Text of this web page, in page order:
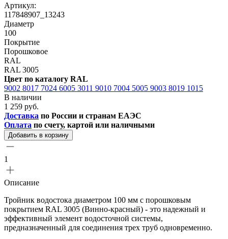
Артикул:
117848907_13243
Диаметр
100
Покрытие
Порошковое
RAL
RAL 3005
Цвет по каталогу RAL
9002 8017 7024 6005 3011 9010 7004 5005 9003 8019 1015
В наличии
1 259 руб.
Доставка по России и странам ЕАЭС
Оплата по счету, картой или наличными
Добавить в корзину
1
Описание
Тройник водостока диаметром 100 мм с порошковым
покрытием RAL 3005 (Винно-красный) - это надежный и
эффективный элемент водосточной системы,
предназначенный для соединения трех труб одновременно.